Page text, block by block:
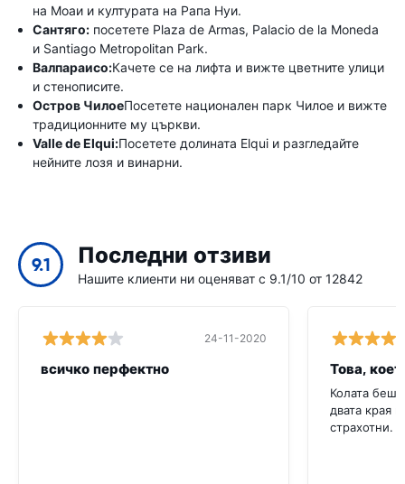
на Моаи и културата на Рапа Нуи.
Сантяго: посетете Plaza de Armas, Palacio de la Moneda
и Santiago Metropolitan Park.
Валпараисо:Качете се на лифта и вижте цветните улици
и стенописите.
Остров ЧилоеПосетете национален парк Чилое и вижте
традиционните му църкви.
Valle de Elqui:Посетете долината Elqui и разгледайте
нейните лозя и винарни.
9.1 Последни отзиви
Нашите клиенти ни оценяват с 9.1/10 от 12842
24-11-2020
всичко перфектно Това,
Колата
двата края
страхотни.